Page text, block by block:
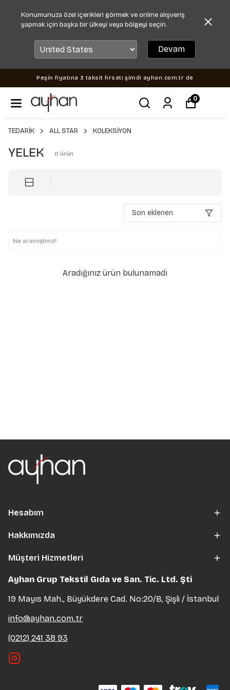
Konumunuza özel içerikleri görmek ve online alışveriş
yapmak için başka bir ülkeyi veya bölgeyi seçin.
Devam
Peşin fiyatına 3 taksit fırsatı şimdi ayhan.com.tr de
0
TEDARİK ALL STAR KOLEKSİYON
YELEK 0 ürün
Son eklenen
Aradığınız ürün bulunamadı
Hesabım
Hakkımızda
Müşteri Hizmetleri
Ayhan Grup Tekstil Gıda ve San. Tic. Ltd. Şti
19 Mayıs Mah., Büyükdere Cad. No:20/B, Şişli / İstanbul
info@ayhan.com.tr
(0212) 241 38 93